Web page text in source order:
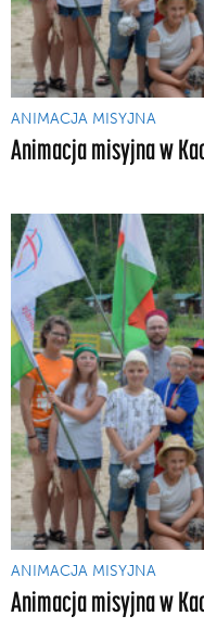
ANIMACJA MISYJNA
Animacja misyjna w
ANIMACJA MISYJNA
Animacja misyjna w